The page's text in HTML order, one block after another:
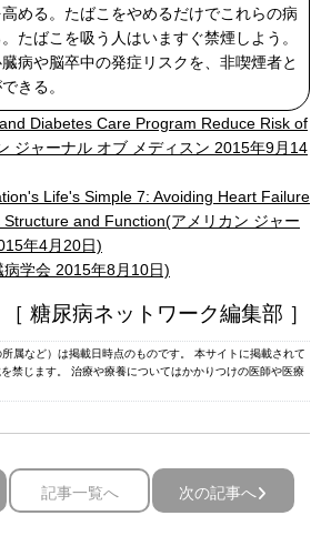
める。たばこをやめるだけでこれらの病
たばこを吸う人はいますぐ禁煙しよう。
病や脳卒中の発症リスクを、非喫煙者と
きる。
Diabetes Care Program Reduce Risk of
ジャーナル オブ メディスン 2015年9月14
Life's Simple 7: Avoiding Heart Failure
and Function(アメリカン ジャー
年4月20日)
学会 2015年8月10日)
［ 糖尿病ネットワーク編集部 ］
属など）は掲載日時点のものです。 本サイトに掲載されて
禁じます。 治療や療養についてはかかりつけの医師や医療
記事一覧へ 次の記事へ